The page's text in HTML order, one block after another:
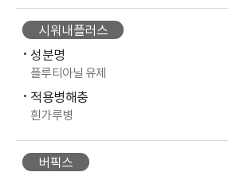
시워내플러스
성분명
플루티아닐 유제
적용병해충
흰가루병
버픽스